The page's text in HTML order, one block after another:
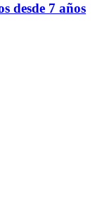
desde 7 años